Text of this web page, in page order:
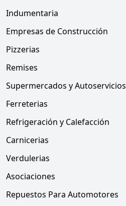
Indumentaria
Empresas de Construcción
Pizzerias
Remises
Supermercados y Autoservicios
Ferreterias
Refrigeración y Calefacción
Carnicerias
Verdulerias
Asociaciones
Repuestos Para Automotores